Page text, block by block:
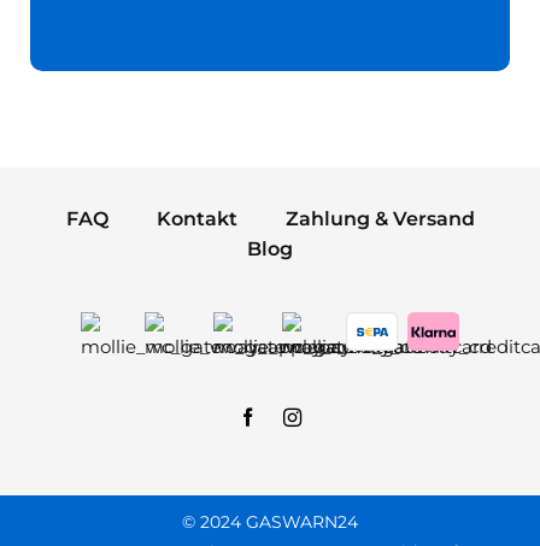
FAQ Kontakt
Zahlung & Versand
Blog
© 2024 GASWARN24